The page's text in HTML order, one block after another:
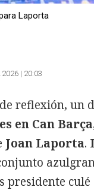
Laporta
| 20:03
reflexión, un
en Can Barça
Joan Laporta.
presidente